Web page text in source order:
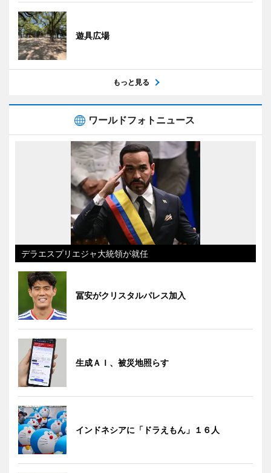
遊具広場
もっと見る
ワールドフォトニュース
デラエスプリエジャ大統領が就任
冨安がクリスタルパレス加入
生成ＡＩ、被災地照らす
インドネシアに「ドラえもん」１６人